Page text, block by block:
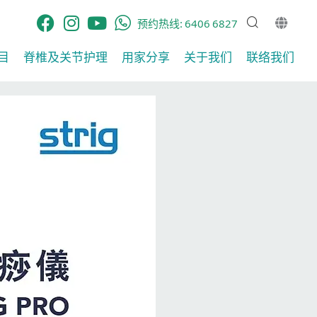
预约热线:6406 6827
脊椎及关节护理​ 用家分享​ 关于我们 联络我们